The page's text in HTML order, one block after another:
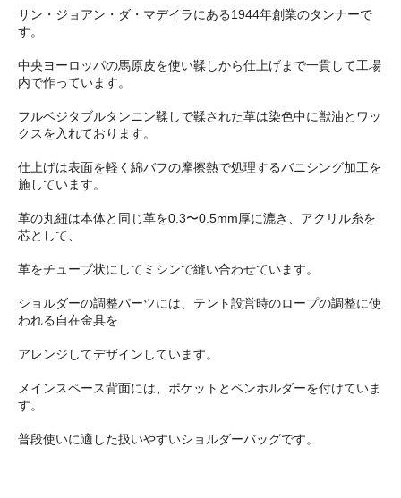
サン・ジョアン・ダ・マデイラにある1944年創業のタンナーで
す。
中央ヨーロッパの馬原皮を使い鞣しから仕上げまで一貫して工場
内で作っています。
フルベジタブルタンニン鞣しで鞣された革は染色中に獣油とワッ
クスを入れております。
仕上げは表面を軽く綿バフの摩擦熱で処理するバニシング加工を
施しています。
革の丸紐は本体と同じ革を0.3〜0.5mm厚に漉き、アクリル糸を
芯として、
革をチューブ状にしてミシンで縫い合わせています。
ショルダーの調整パーツには、テント設営時のロープの調整に使
われる自在金具を
アレンジしてデザインしています。
メインスペース背面には、ポケットとペンホルダーを付けていま
す。
普段使いに適した扱いやすいショルダーバッグです。